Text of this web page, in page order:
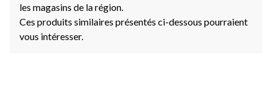
les magasins de la région.
Ces produits similaires présentés ci-dessous pourraient
vous intéresser.